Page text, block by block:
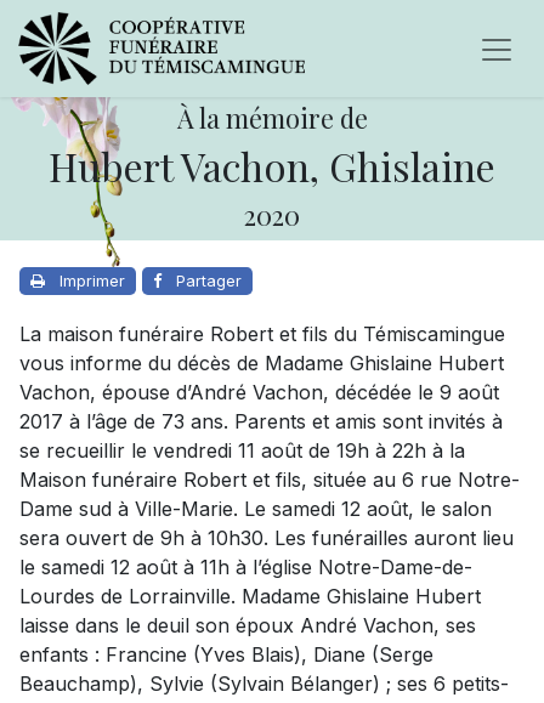
À la mémoire de
Hubert Vachon, Ghislaine
2020
Imprimer Partager
La maison funéraire Robert et fils du Témiscamingue
vous informe du décès de Madame Ghislaine Hubert
Vachon, épouse d’André Vachon, décédée le 9 août
2017 à l’âge de 73 ans. Parents et amis sont invités à
se recueillir le vendredi 11 août de 19h à 22h à la
Maison funéraire Robert et fils, située au 6 rue Notre-
Dame sud à Ville-Marie. Le samedi 12 août, le salon
sera ouvert de 9h à 10h30. Les funérailles auront lieu
le samedi 12 août à 11h à l’église Notre-Dame-de-
Lourdes de Lorrainville. Madame Ghislaine Hubert
laisse dans le deuil son époux André Vachon, ses
enfants : Francine (Yves Blais), Diane (Serge
Beauchamp), Sylvie (Sylvain Bélanger) ; ses 6 petits-